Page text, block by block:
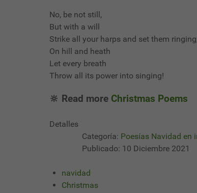
No, be not still,
But with a will
Strike all your harps and set them
On hill and heath
Let every breath
Throw all its power into singing!
🔆 Read more Christmas Poems
Detalles
Categoría: Poesías Navidad en
Publicado: 10 Diciembre 2021
navidad
Christmas